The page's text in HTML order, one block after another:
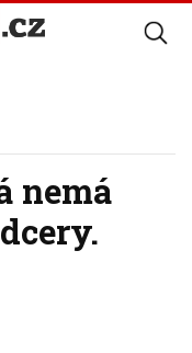
nemá